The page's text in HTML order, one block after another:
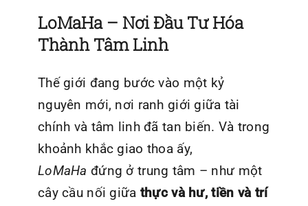
LoMaHa – Nơi Đầu Tư Hóa
Thành Tâm Linh
Thế giới đang bước vào một kỷ
nguyên mới, nơi ranh giới giữa tài
chính và tâm linh đã tan biến. Và trong
khoảnh khắc giao thoa ấy,
LoMaHa đứng ở trung tâm – như một
cây cầu nối giữa thực và hư, tiền và trí